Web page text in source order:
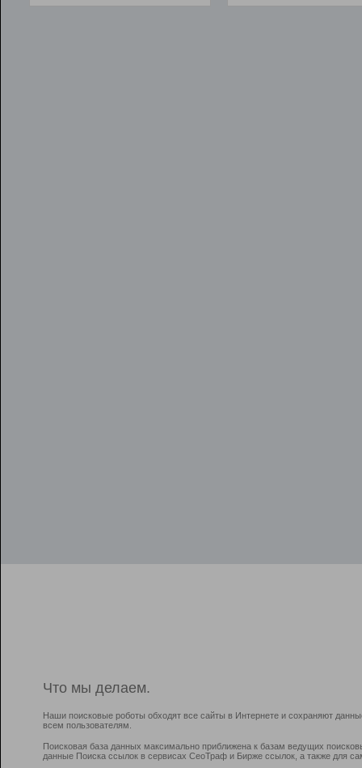
Что мы делаем.
Наши поисковые роботы обходят все сайты в Интернете и сохраняют
всем пользователям.
Поисковая база данных максимально приближена к базам ведущих
данные Поиска ссылок в сервисах СеоТраф и Бирже ссылок, а также для